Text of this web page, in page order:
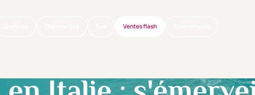
Ventes flash